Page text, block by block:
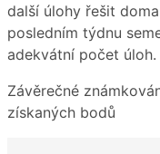
další úlohy řešit
posledním týdnu
adekvátní počet úloh.
Závěrečné
získaných bodů